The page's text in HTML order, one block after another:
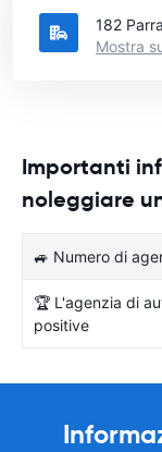
182
Mostra
Importanti
noleggiare
🚙 Numero di
🏆 L'agenzia di
positive